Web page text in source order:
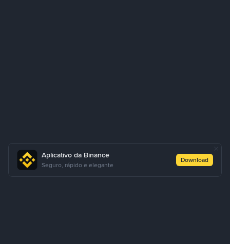
Aplicativo da Binance
Seguro, rápido e elegante
Download